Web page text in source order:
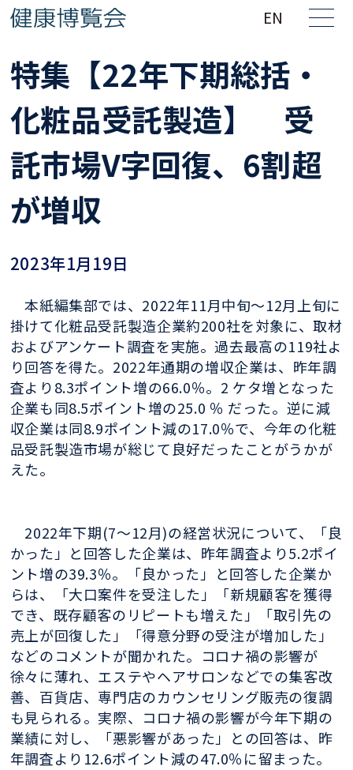
EN
特集【22年下期総括・
化粧品受託製造】 受
託市場V字回復、6割超
が増収
2023年1月19日
本紙編集部では、2022年11月中旬〜12月上旬に
掛けて化粧品受託製造企業約200社を対象に、取材
およびアンケート調査を実施。過去最高の119社よ
り回答を得た。2022年通期の増収企業は、昨年調
査より8.3ポイント増の66.0％。2 ケタ増となった
企業も同8.5ポイント増の25.0 ％ だった。逆に減
収企業は同8.9ポイント減の17.0％で、今年の化粧
品受託製造市場が総じて良好だったことがうかが
えた。
2022年下期(7〜12月)の経営状況について、「良
かった」と回答した企業は、昨年調査より5.2ポイ
ント増の39.3％。「良かった」と回答した企業か
らは、「大口案件を受注した」「新規顧客を獲得
でき、既存顧客のリピートも増えた」「取引先の
売上が回復した」「得意分野の受注が増加した」
などのコメントが聞かれた。コロナ禍の影響が
徐々に薄れ、エステやヘアサロンなどでの集客改
善、百貨店、専門店のカウンセリング販売の復調
も見られる。実際、コロナ禍の影響が今年下期の
業績に対し、「悪影響があった」との回答は、昨
年調査より12.6ポイント減の47.0％に留まった。